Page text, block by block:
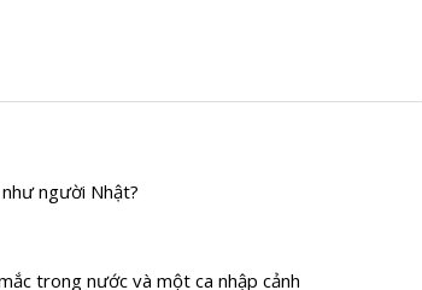
người Nhật?
trong nước và một ca nhập cảnh